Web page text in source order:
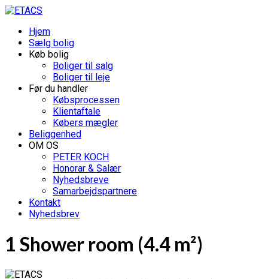
Hjem
Sælg bolig
Køb bolig
Boliger til salg
Boliger til leje
Før du handler
Købsprocessen
Klientaftale
Købers mægler
Beliggenhed
OM OS
PETER KOCH
Honorar & Salær
Nyhedsbreve
Samarbejdspartnere
Kontakt
Nyhedsbrev
1 Shower room (4.4 m²)